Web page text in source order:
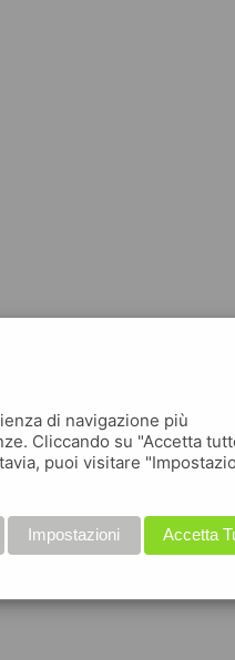
di navigazione più
Cliccando su "Accetta
puoi visitare
Accetta
Impostazioni